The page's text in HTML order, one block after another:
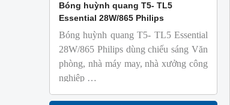
Bóng huỳnh quang T5- TL5
Essential 28W/865 Philips
Bóng huỳnh quang T5- TL5 Essential
28W/865 Philips dùng chiếu sáng Văn
phòng, nhà máy may, nhà xưởng công
nghiệp …